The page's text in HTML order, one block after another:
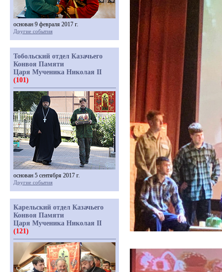
основан 9 февраля 2017 г.
Другие события
Тобольский отдел Казачьего
Конвоя Памяти
Царя Мученика Николая II
(101)
основан 5 сентября 2017 г.
Другие события
Карельский отдел Казачьего
Конвоя Памяти
Царя Мученика Николая II
(121)